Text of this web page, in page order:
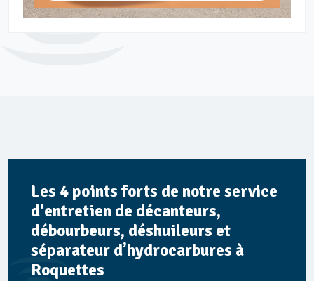
Les 4 points forts de notre service
d'entretien de décanteurs,
débourbeurs, déshuileurs et
séparateur d’hydrocarbures à
Roquettes